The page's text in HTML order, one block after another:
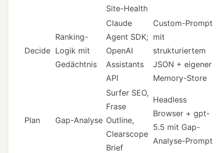
Site-Health
Decide
Ranking-
Logik mit
Gedächtnis
Claude
Agent SDK;
OpenAI
Assistants
API
Custom-Prompt
mit
strukturiertem
JSON + eigener
Memory-Store
Plan Gap-Analyse
Surfer SEO,
Frase
Outline,
Clearscope
Brief
Headless
Browser + gpt-
5.5 mit Gap-
Analyse-Prompt